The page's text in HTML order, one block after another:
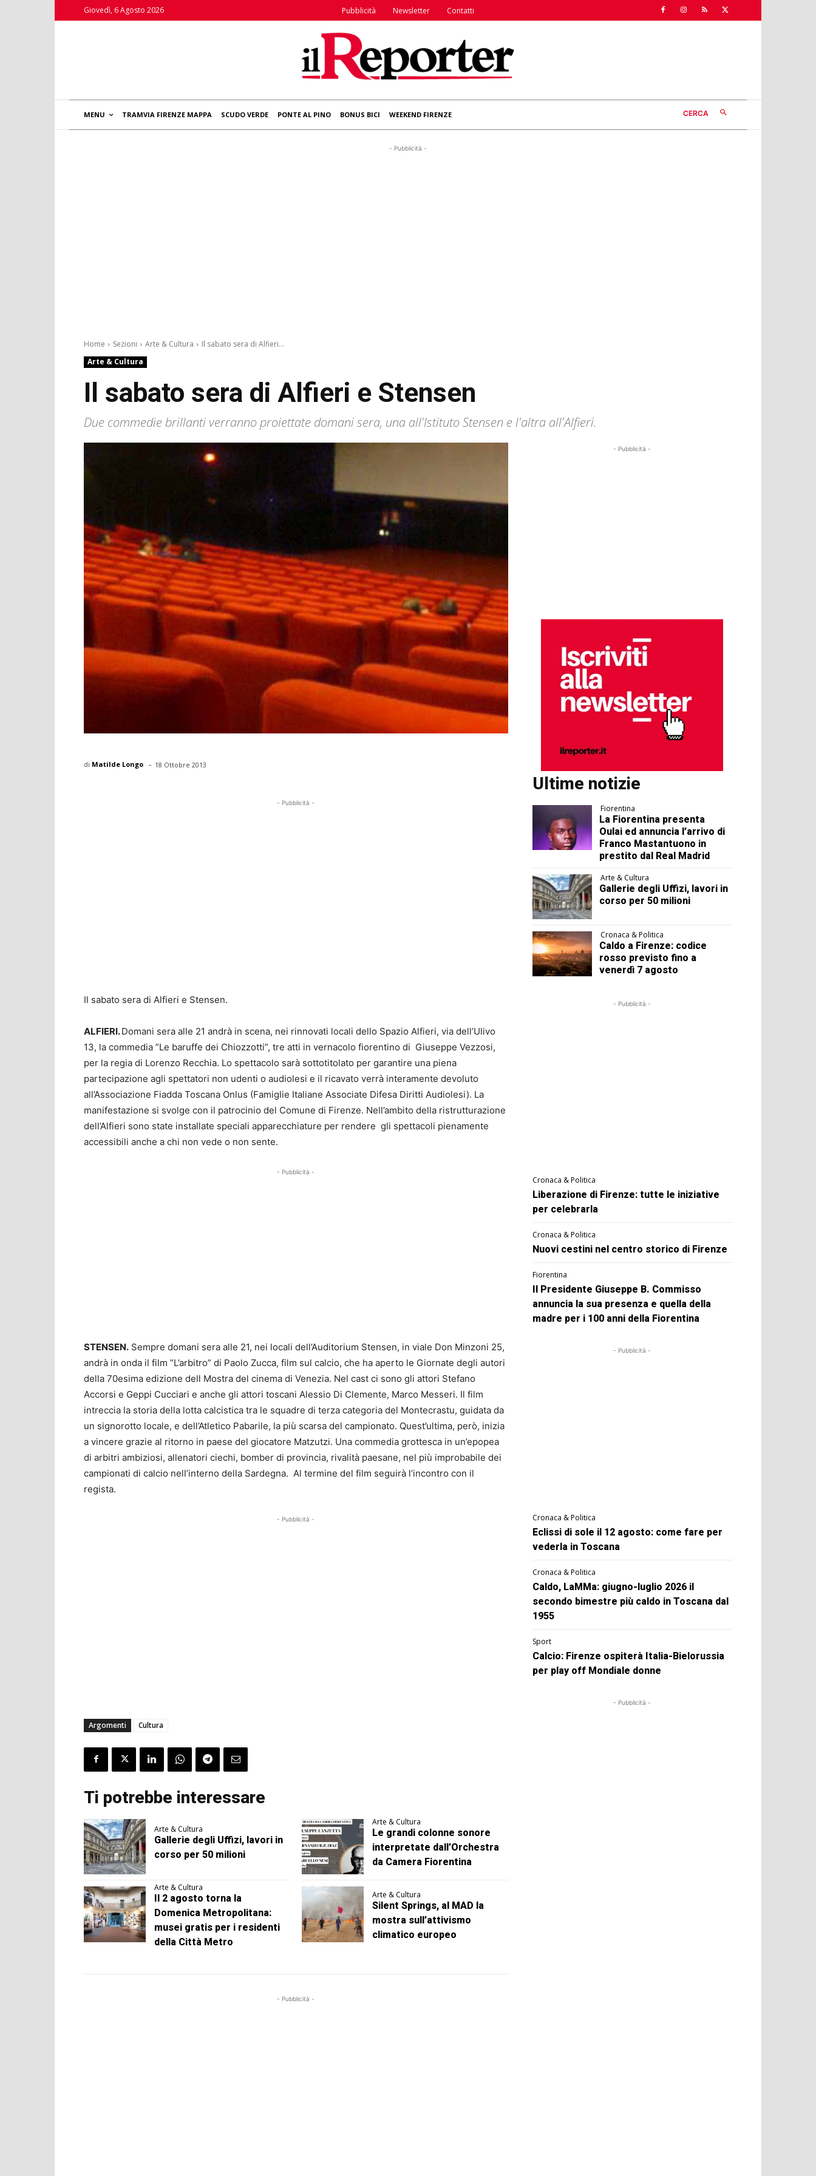
Giovedì, 6 Agosto 2026 Pubblicità Newsletter Contatti
MENU TRAMVIA FIRENZE MAPPA SCUDO VERDE PONTE AL PINO BONUS BICI WEEKEND FIRENZE CERCA
- Pubblicità -
Home Sezioni Arte & Cultura
Il sabato sera di Alfieri...
Arte & Cultura
Il sabato sera di Alfieri e Stensen
Due commedie brillanti verranno proiettate domani sera, una all'Istituto Stensen e l'altra all'Alfieri.
di Matilde Longo - 18 Ottobre 2013
- Pubblicità -
Il sabato sera di Alfieri e Stensen.
ALFIERI.Domani sera alle 21 andrà in scena, nei rinnovati locali dello Spazio Alfieri, via dell’Ulivo
13, la commedia ”Le baruffe dei Chiozzotti”, tre atti in vernacolo fiorentino di Giuseppe Vezzosi,
per la regia di Lorenzo Recchia. Lo spettacolo sarà sottotitolato per garantire una piena
partecipazione agli spettatori non udenti o audiolesi e il ricavato verrà interamente devoluto
all’Associazione Fiadda Toscana Onlus (Famiglie Italiane Associate Difesa Diritti Audiolesi). La
manifestazione si svolge con il patrocinio del Comune di Firenze. Nell’ambito della ristrutturazione
dell’Alfieri sono state installate speciali apparecchiature per rendere gli spettacoli pienamente
accessibili anche a chi non vede o non sente.
- Pubblicità -
STENSEN. Sempre domani sera alle 21, nei locali dell’Auditorium Stensen, in viale Don Minzoni 25,
andrà in onda il film ”L’arbitro” di Paolo Zucca, film sul calcio, che ha aperto le Giornate degli autori
della 70esima edizione dell Mostra del cinema di Venezia. Nel cast ci sono gli attori Stefano
Accorsi e Geppi Cucciari e anche gli attori toscani Alessio Di Clemente, Marco Messeri. Il film
intreccia la storia della lotta calcistica tra le squadre di terza categoria del Montecrastu, guidata da
un signorotto locale, e dell’Atletico Pabarile, la più scarsa del campionato. Quest’ultima, però, inizia
a vincere grazie al ritorno in paese del giocatore Matzutzi. Una commedia grottesca in un’epopea
di arbitri ambiziosi, allenatori ciechi, bomber di provincia, rivalità paesane, nel più improbabile dei
campionati di calcio nell’interno della Sardegna. Al termine del film seguirà l’incontro con il
regista.
- Pubblicità -
Argomenti Cultura
Ti potrebbe interessare
Arte & Cultura
Gallerie degli Uffizi, lavori in
corso per 50 milioni
Arte & Cultura
Le grandi colonne sonore
interpretate dall’Orchestra
da Camera Fiorentina
Arte & Cultura
Il 2 agosto torna la
Domenica Metropolitana:
musei gratis per i residenti
della Città Metro
Arte & Cultura
Silent Springs, al MAD la
mostra sull’attivismo
climatico europeo
- Pubblicità -
- Pubblicità -
Ultime notizie
Fiorentina
La Fiorentina presenta
Oulai ed annuncia l’arrivo di
Franco Mastantuono in
prestito dal Real Madrid
Arte & Cultura
Gallerie degli Uffizi, lavori in
corso per 50 milioni
Cronaca & Politica
Caldo a Firenze: codice
rosso previsto fino a
venerdì 7 agosto
- Pubblicità -
Cronaca & Politica
Liberazione di Firenze: tutte le iniziative
per celebrarla
Cronaca & Politica
Nuovi cestini nel centro storico di Firenze
Fiorentina
Il Presidente Giuseppe B. Commisso
annuncia la sua presenza e quella della
madre per i 100 anni della Fiorentina
- Pubblicità -
Cronaca & Politica
Eclissi di sole il 12 agosto: come fare per
vederla in Toscana
Cronaca & Politica
Caldo, LaMMa: giugno-luglio 2026 il
secondo bimestre più caldo in Toscana dal
1955
Sport
Calcio: Firenze ospiterà Italia-Bielorussia
per play off Mondiale donne
- Pubblicità -